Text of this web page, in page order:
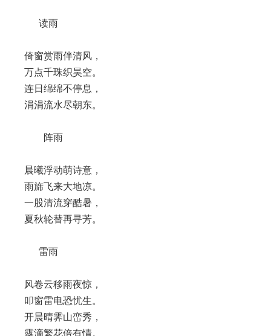
读雨
倚窗赏雨伴清风，
万点千珠织昊空。
连日绵绵不停息，
涓涓流水尽朝东。
阵雨
晨曦浮动萌诗意，
雨旆飞来大地凉。
一股清流穿酷暑，
夏秋轮替再寻芳。
雷雨
风卷云移雨夜惊，
叩窗雷电恐忧生。
开晨晴霁山峦秀，
露滴繁花倍有情。